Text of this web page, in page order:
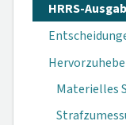
HRRS-
Materielles